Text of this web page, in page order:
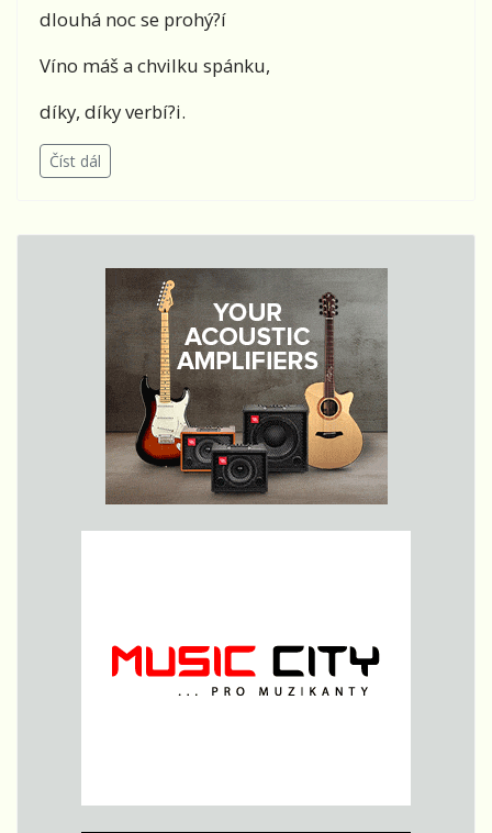
dlouhá noc se prohý?í
Víno máš a chvilku spánku,
díky, díky verbí?i.
Číst dál